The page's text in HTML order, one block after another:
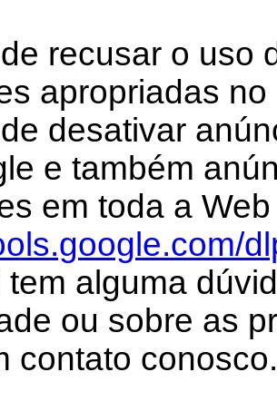
recusar o uso
apropriadas
desativar
e também
em toda a
tem alguma
ou sobre as
contato conosco.